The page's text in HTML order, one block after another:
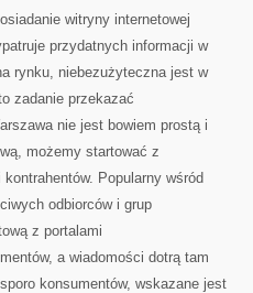
witryny internetowej
przydatnych informacji w
rynku, niebezużyteczna jest w
zadanie przekazać
nie jest bowiem prostą i
możemy startować z
Popularny wśród
odbiorców i grup
z portalami
a wiadomości dotrą tam
konsumentów, wskazane jest